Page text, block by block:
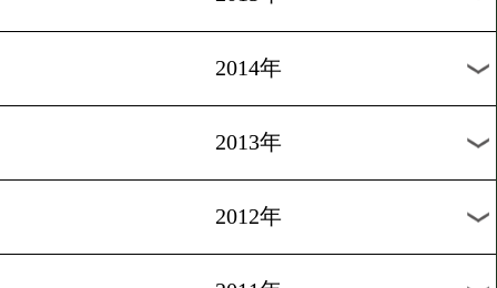
2022年
2021年